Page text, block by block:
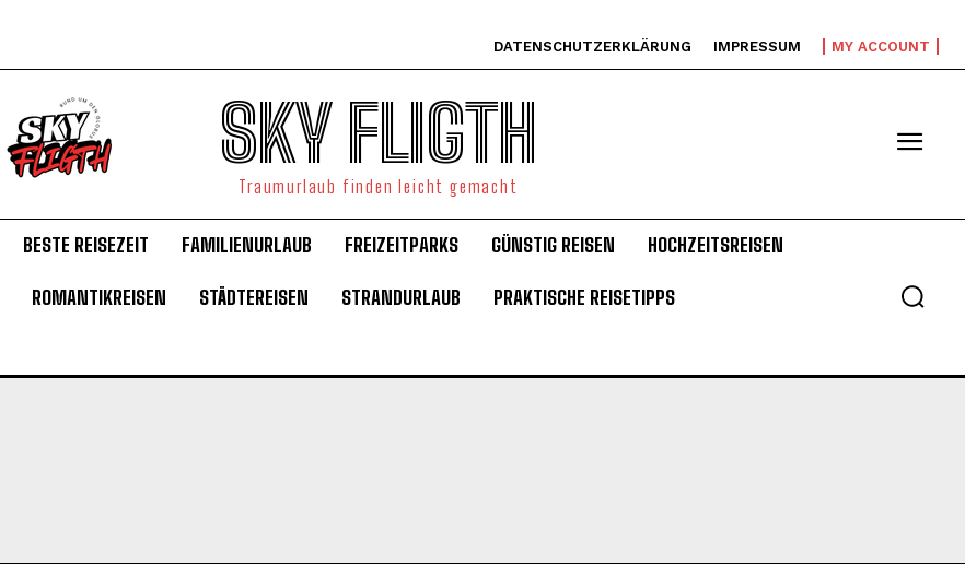
DATENSCHUTZERKLÄRUNG IMPRESSUM MY ACCOUNT
SKY FLIGTH
Traumurlaub finden leicht gemacht
BESTE REISEZEIT FAMILIENURLAUB FREIZEITPARKS GÜNSTIG REISEN HOCHZEITSREISEN
ROMANTIKREISEN STÄDTEREISEN STRANDURLAUB PRAKTISCHE REISETIPPS